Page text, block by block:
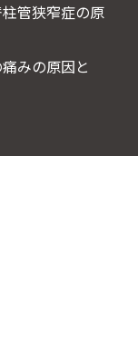
管狭窄症の原
みの原因と